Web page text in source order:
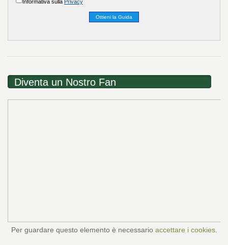
Informativa sulla Privacy
Diventa un Nostro Fan
Per guardare questo elemento è necessario accettare i cookies.